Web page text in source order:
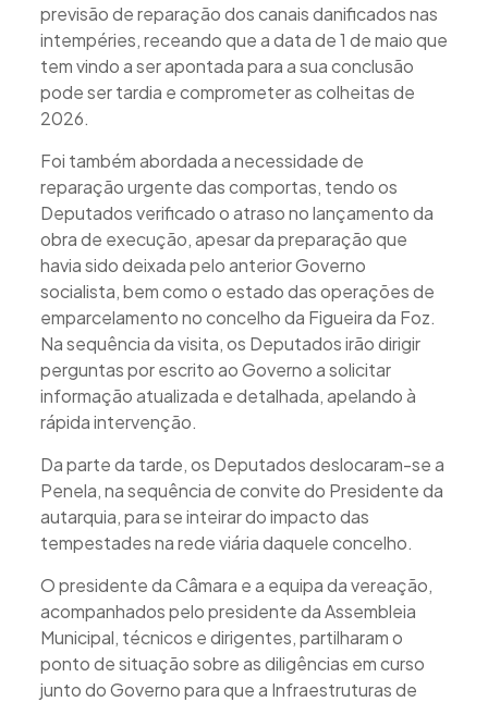
previsão de reparação dos canais danificados nas
intempéries, receando que a data de 1 de maio que
tem vindo a ser apontada para a sua conclusão
pode ser tardia e comprometer as colheitas de
2026.
Foi também abordada a necessidade de
reparação urgente das comportas, tendo os
Deputados verificado o atraso no lançamento da
obra de execução, apesar da preparação que
havia sido deixada pelo anterior Governo
socialista, bem como o estado das operações de
emparcelamento no concelho da Figueira da Foz.
Na sequência da visita, os Deputados irão dirigir
perguntas por escrito ao Governo a solicitar
informação atualizada e detalhada, apelando à
rápida intervenção.
Da parte da tarde, os Deputados deslocaram-se a
Penela, na sequência de convite do Presidente da
autarquia, para se inteirar do impacto das
tempestades na rede viária daquele concelho.
O presidente da Câmara e a equipa da vereação,
acompanhados pelo presidente da Assembleia
Municipal, técnicos e dirigentes, partilharam o
ponto de situação sobre as diligências em curso
junto do Governo para que a Infraestruturas de